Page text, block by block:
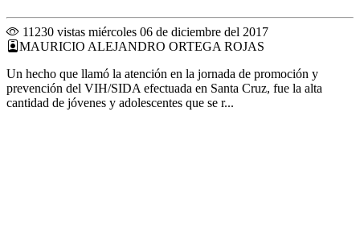
11230 vistas miércoles 06 de diciembre del 2017
MAURICIO ALEJANDRO ORTEGA ROJAS
Un hecho que llamó la atención en la jornada de promoción y
prevención del VIH/SIDA efectuada en Santa Cruz, fue la alta
cantidad de jóvenes y adolescentes que se r...